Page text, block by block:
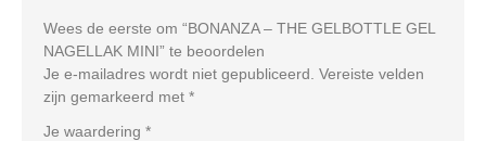
Wees de eerste om “BONANZA – THE GELBOTTLE GEL
NAGELLAK MINI” te beoordelen
Je e-mailadres wordt niet gepubliceerd. Vereiste velden
zijn gemarkeerd met *
Je waardering *